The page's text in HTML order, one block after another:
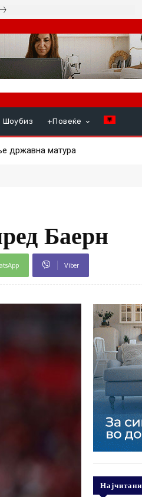
Шоубиз +Повеќе
матура
избори
Баерн
Viber
Најчитани